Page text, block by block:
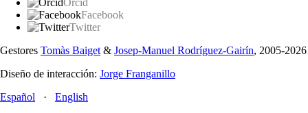
Orcid
Facebook
Twitter
Gestores Tomàs Baiget& Josep-Manuel Rodríguez-Gairín, 2005-2026
Diseño de interacción: Jorge Franganillo
Español · English